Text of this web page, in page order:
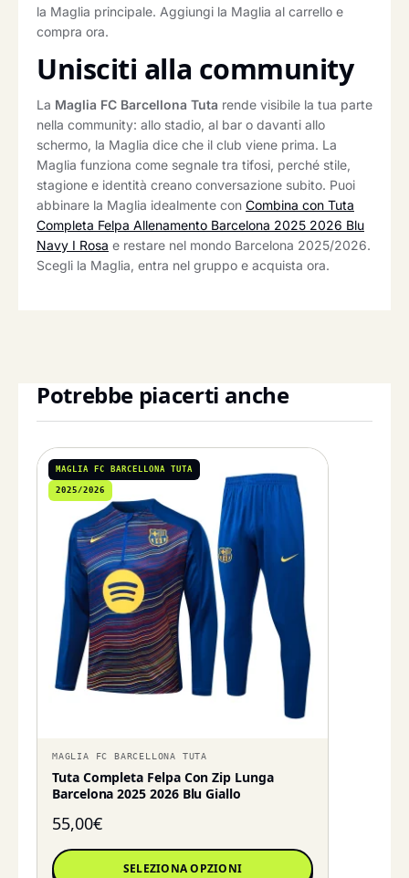
la Maglia principale. Aggiungi la Maglia al carrello e
compra ora.
Unisciti alla community
La Maglia FC Barcellona Tuta rende visibile la tua parte
nella community: allo stadio, al bar o davanti allo
schermo, la Maglia dice che il club viene prima. La
Maglia funziona come segnale tra tifosi, perché stile,
stagione e identità creano conversazione subito. Puoi
abbinare la Maglia idealmente con Combina con Tuta
Completa Felpa Allenamento Barcelona 2025 2026 Blu
Navy I Rosa e restare nel mondo Barcelona 2025/2026.
Scegli la Maglia, entra nel gruppo e acquista ora.
Potrebbe piacerti anche
MAGLIA FC BARCELLONA TUTA
2025/2026
MAGLIA FC BARCELLONA TUTA
Tuta Completa Felpa Con Zip Lunga
Barcelona 2025 2026 Blu Giallo
55,00€
SELEZIONA OPZIONI